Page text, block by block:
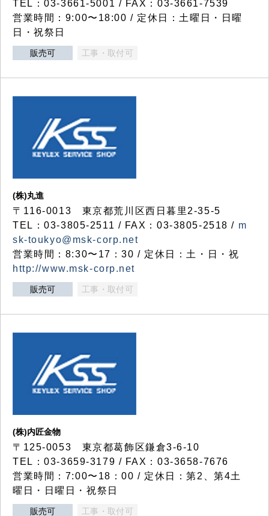
TEL：03-3661-5001 / FAX：03-3661-7539
営業時間：9:00〜18:00 / 定休日：土曜日・日曜
日・祝祭日
販売可 工事・取付可
(株)丸進
〒116-0013 東京都荒川区西日暮里2-35-5
TEL：03-3805-2511 / FAX：03-3805-2518 / m
sk-toukyo@msk-corp.net
営業時間：8:30〜17：30 / 定休日：土・日・祝
http://www.msk-corp.net
販売可 工事・取付可
(株)内匠金物
〒125-0053 東京都葛飾区鎌倉3-6-10
TEL：03-3659-3179 / FAX：03-3658-7676
営業時間：7:00〜18：00 / 定休日：第2、第4土
曜日・日曜日・祝祭日
販売可 工事・取付可